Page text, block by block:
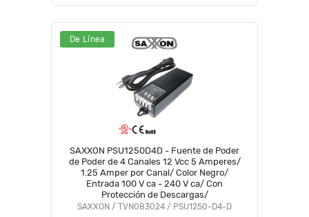
De Línea
SAXXON PSU1250D4D - Fuente de Poder
de Poder de 4 Canales 12 Vcc 5 Amperes/
1.25 Amper por Canal/ Color Negro/
Entrada 100 V ca - 240 V ca/ Con
Protección de Descargas/
SAXXON / TVN083024 / PSU1250-D4-D